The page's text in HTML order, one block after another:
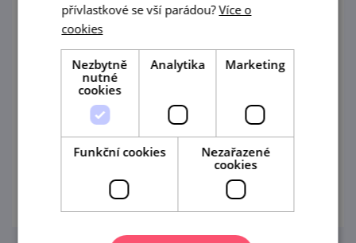
Večerní prohlídky Znojemského hradu
25. 8. '26
Vydejte se na autorskou večerní prohlídku
Znojemského hradu s podtitulem "Hrad ve
staletích".
prohlédnout
přívlastkové se vší parádou?Více o
cookies
Nezbytně
nutné
cookies
Analytika Marketing
Funkční cookies
Nezařazené
cookies